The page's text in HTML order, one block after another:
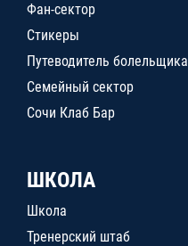
Фан-сектор
Стикеры
Путеводитель болельщика
Семейный сектор
Сочи Клаб Бар
ШКОЛА
Школа
Тренерский штаб